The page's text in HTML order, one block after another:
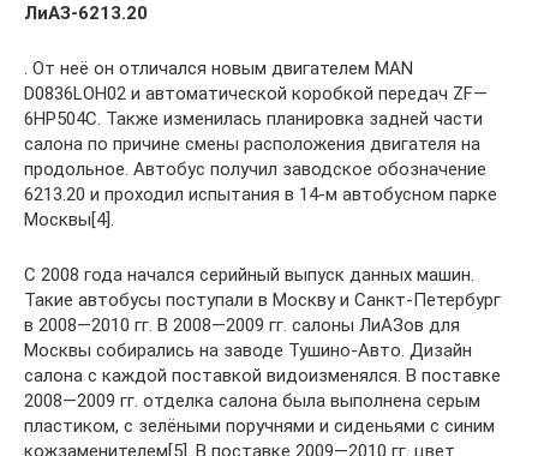
ЛиАЗ-6213.20
. От неё он отличался новым двигателем MAN
D0836LOH02 и автоматической коробкой передач ZF—
6HP504C. Также изменилась планировка задней части
салона по причине смены расположения двигателя на
продольное. Автобус получил заводское обозначение
6213.20 и проходил испытания в 14-м автобусном парке
Москвы[4].
С 2008 года начался серийный выпуск данных машин.
Такие автобусы поступали в Москву и Санкт-Петербург
в 2008—2010 гг. В 2008—2009 гг. салоны ЛиАЗов для
Москвы собирались на заводе Тушино-Авто. Дизайн
салона с каждой поставкой видоизменялся. В поставке
2008—2009 гг. отделка салона была выполнена серым
пластиком, с зелёными поручнями и сиденьями с синим
кожзаменителем[5]. В поставке 2009—2010 гг. цвет